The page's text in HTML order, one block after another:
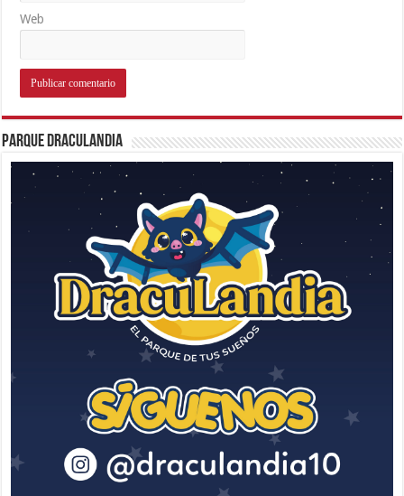
Web
Parque Draculandia